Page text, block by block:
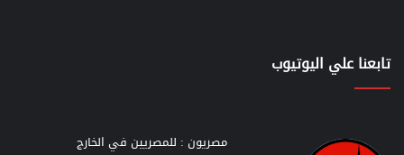
تابعنا علي اليوتيوب
مصريون : للمصريين في الخارج